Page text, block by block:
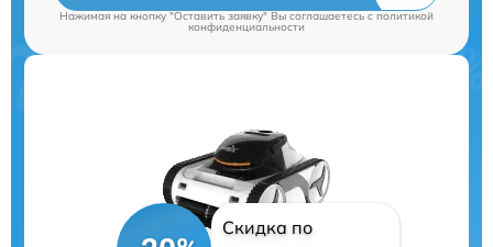
Нажимая на кнопку "Оставить заявку" Вы соглашаетесь c политикой
конфиденциальности
Скидка по